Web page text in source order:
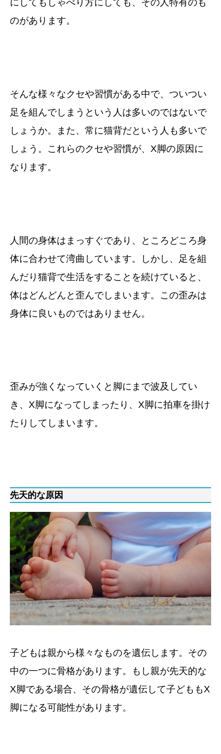
にしてもしゃべり方にしても、その人特有のも
のがあります。
そんな様々なクセや習慣がある中で、ついつい
足を組んでしまうという人は多いのではないで
しょうか。また、常に猫背だという人も多いで
しょう。これらのクセや習慣が、X脚の原因に
なります。
人間の身体はまっすぐであり、ところどころ身
体に合わせて湾曲しています。しかし、足を組
んだり猫背で生活をすることを続けていると、
体はどんどんと歪んでしまいます。この歪みは
身体に良いものではありません。
歪みが強くなっていくと脚にまで波及してい
き、X脚になってしまったり、X脚に拍車を掛け
たりしてしまいます。
先天的な原因
子どもは親から様々なものを遺伝します。その
中の一つに骨格があります。もし親が先天的な
X脚である場合、その骨格が遺伝して子どももX
脚になる可能性があります。